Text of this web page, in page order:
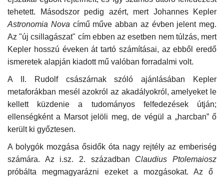
tehetett. Másodszor pedig azért, mert Johannes Kepler
Astronomia Novacímű műve abban az évben jelent meg.
Az "új csillagászat" cím ebben az esetben nem túlzás, mert
Kepler hosszú éveken át tartó számításai, az ebből eredő
ismeretek alapján kiadott mű valóban forradalmi volt.
A II. Rudolf császárnak szóló ajánlásában Kepler
metaforákban mesél azokról az akadályokról, amelyeket le
kellett küzdenie a tudományos felfedezések útján;
ellenségként a Marsot jelöli meg, de végül a „harcban” ő
került ki győztesen.
A bolygók mozgása ősidők óta nagy rejtély az emberiség
számára. Az i.sz. 2. században Claudius Ptolemaiosz
próbálta megmagyarázni ezeket a mozgásokat. Az ő